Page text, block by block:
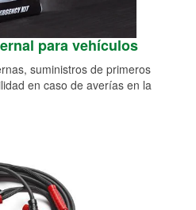
para vehículos
suministros de primeros
en caso de averías en la